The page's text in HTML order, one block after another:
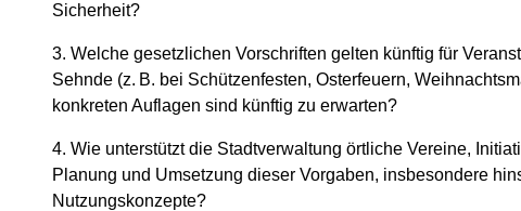
Sicherheit?
3. Welche gesetzlichen Vorschriften gelten künftig für
Sehnde (z. B. bei Schützenfesten, Osterfeuern,
konkreten Auflagen sind künftig zu erwarten?
4. Wie unterstützt die Stadtverwaltung örtliche Vereine,
Planung und Umsetzung dieser Vorgaben, insbesondere
Nutzungskonzepte?